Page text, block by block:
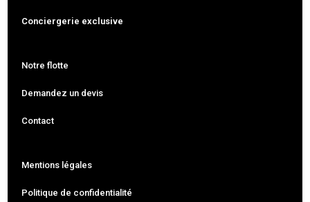
Conciergerie exclusive
Notre flotte
Demandez un devis
Contact
Mentions légales
Politique de confidentialité